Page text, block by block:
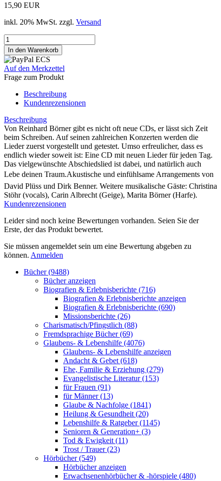
15,90 EUR
inkl. 20% MwSt. zzgl. Versand
Auf den Merkzettel
Frage zum Produkt
Beschreibung
Kundenrezensionen
Beschreibung
Von Reinhard Börner gibt es nicht oft neue CDs, er lässt sich Zeit
beim Schreiben. Auf seinen zahlreichen Konzerten werden die
Lieder zuerst vorgestellt und getestet. Umso erfreulicher, dass es
endlich wieder soweit ist: Eine CD mit neuen Lieder für jeden Tag.
Das vielgewünschte Abschiedslied ist dabei, und natürlich auch
Lebe deinen Traum.Akustische und einfühlsame Arrangements von
David Plüss und Dirk Benner. Weitere musikalische Gäste: Christina
Stöhr (vocals), Carin Albrecht (Geige), Marita Börner (Harfe).
Kundenrezensionen
Leider sind noch keine Bewertungen vorhanden. Seien Sie der
Erste, der das Produkt bewertet.
Sie müssen angemeldet sein um eine Bewertung abgeben zu
können. Anmelden
Bücher (9488)
Bücher anzeigen
Biografien & Erlebnisberichte (716)
Biografien & Erlebnisberichte anzeigen
Biografien & Erlebnisberichte (690)
Missionsberichte (26)
Charismatisch/Pfingstlich (88)
Fremdsprachige Bücher (69)
Glaubens- & Lebenshilfe (4076)
Glaubens- & Lebenshilfe anzeigen
Andacht & Gebet (618)
Ehe, Familie & Erziehung (279)
Evangelistische Literatur (153)
für Frauen (91)
für Männer (13)
Glaube & Nachfolge (1841)
Heilung & Gesundheit (20)
Lebenshilfe & Ratgeber (1145)
Senioren & Generation+ (3)
Tod & Ewigkeit (11)
Trost / Trauer (23)
Hörbücher (549)
Hörbücher anzeigen
Erwachsenenhörbücher & -hörspiele (480)